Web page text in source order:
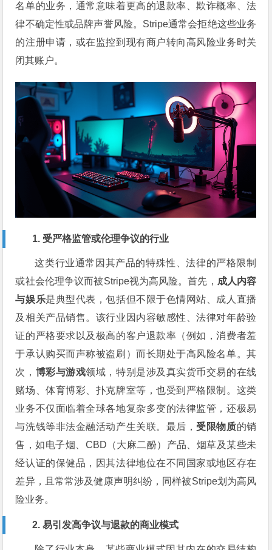
名单的业务，通常意味着更高的退款率、欺诈概率、法
律不确定性或品牌声誉风险。Stripe通常会拒绝这些业务
的注册申请，或在监控到现有商户转向高风险业务时关
闭其账户。
1. 受严格监管或伦理争议的行业
这类行业通常因其产品的特殊性、法律的严格限制
或社会伦理争议而被Stripe视为高风险。首先， 成人内容
与娱乐是典型代表，包括但不限于色情网站、成人直播
及相关产品销售。该行业因内容敏感性、法律对年龄验
证的严格要求以及极高的客户退款率（例如，消费者羞
于承认购买而声称被盗刷）而长期处于高风险名单。其
次， 博彩与游戏领域，特别是涉及真实货币交易的在线
赌场、体育博彩、扑克牌室等，也受到严格限制。这类
业务不仅面临着全球各地复杂多变的法律监管，还极易
与洗钱等非法金融活动产生关联。最后， 受限物质的销
售，如电子烟、CBD（大麻二酚）产品、烟草及某些未
经认证的保健品，因其法律地位在不同国家或地区存在
差异，且常常涉及健康声明纠纷，同样被Stripe划为高风
险业务。
2. 易引发高争议与退款的商业模式